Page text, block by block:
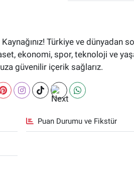
Türkiye ve dünyadan
ekonomi, spor, teknoloji ve
güvenilir içerik sağlarız.
Puan Durumu ve Fikstür